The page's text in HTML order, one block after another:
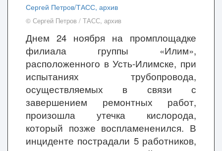
© Сергей Петров / ТАСС, архив
Днем 24 ноября на промплощадке
филиала группы «Илим»,
расположенного в Усть-Илимске, при
испытаниях трубопровода,
осуществляемых в связи с
завершением ремонтных работ,
произошла утечка кислорода,
который позже воспламененился. В
инциденте пострадали 5 работников,